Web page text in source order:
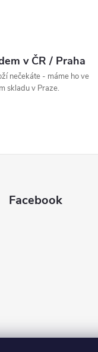
v ČR / Praha
nečekáte - máme ho ve
skladu v Praze.
Facebook